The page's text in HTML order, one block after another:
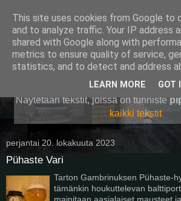
Pullollinen
Näytetään tekstit, joissa on tunniste
kaikki tekstit
perjantai 20. lokakuuta 2023
Pühaste Vari
Tarton Gambrinuksen Pühaste-
tämänkin houkuttelevan
mainitaan aasialaiset mausteet ja
This site uses cookies from Google to
and to analyze traffic. Your IP address
shared with Google along with
metrics to ensure quality of service,
statistics, and to detect and address
LEARN MORE GOT